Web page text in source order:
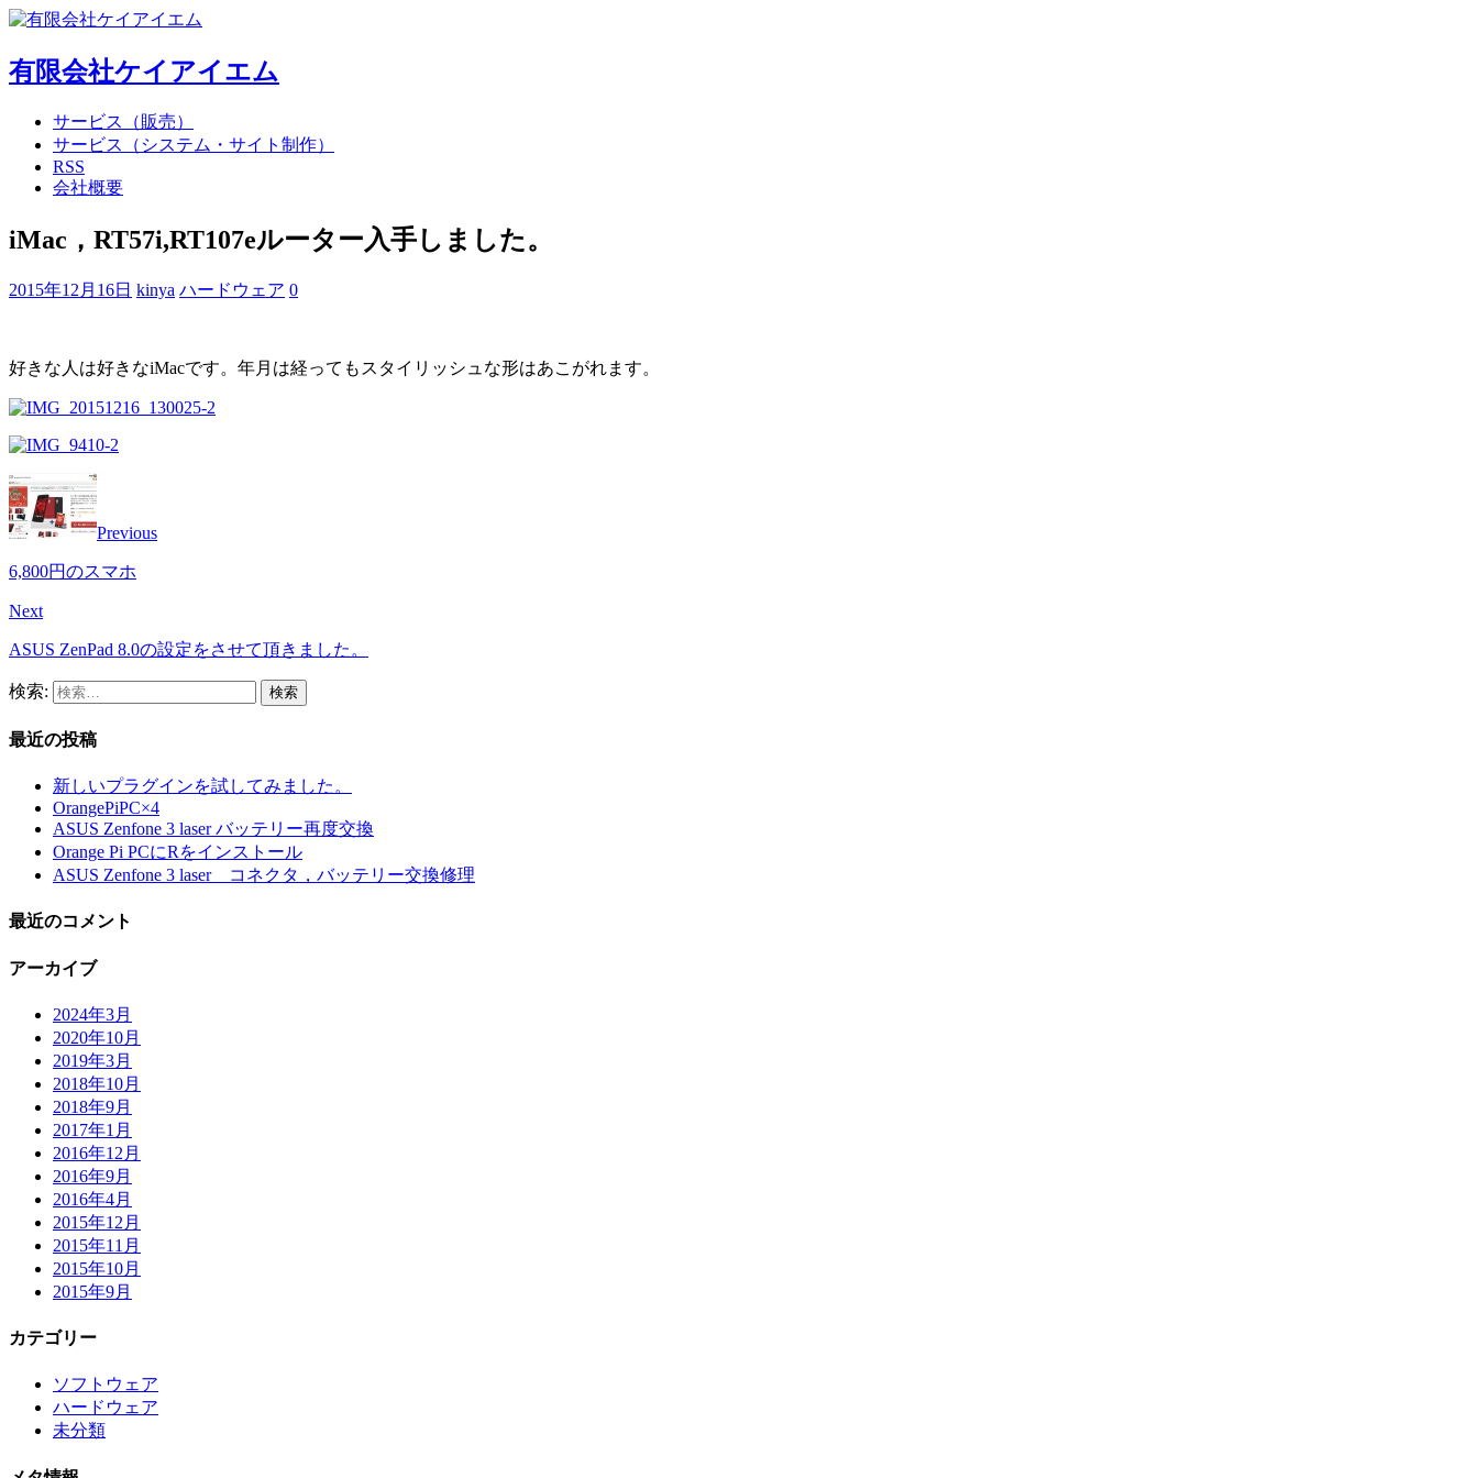
有限会社ケイアイエム
サービス（販売）
サービス（システム・サイト制作）
RSS
会社概要
iMac，RT57i,RT107eルーター入手しました。
2015年12月16日 kinya ハードウェア 0
好きな人は好きなiMacです。年月は経ってもスタイリッシュな形はあこがれます。
Previous
6,800円のスマホ
Next
ASUS ZenPad 8.0の設定をさせて頂きました。
検索:
最近の投稿
新しいプラグインを試してみました。
OrangePiPC×4
ASUS Zenfone 3 laser バッテリー再度交換
Orange Pi PCにRをインストール
ASUS Zenfone 3 laser コネクタ，バッテリー交換修理
最近のコメント
アーカイブ
2024年3月
2020年10月
2019年3月
2018年10月
2018年9月
2017年1月
2016年12月
2016年9月
2016年4月
2015年12月
2015年11月
2015年10月
2015年9月
カテゴリー
ソフトウェア
ハードウェア
未分類